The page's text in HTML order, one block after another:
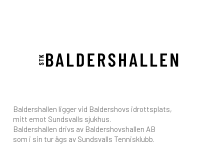
Baldershallen ligger vid Baldershovs idrottsplats,
mitt emot Sundsvalls sjukhus.
Baldershallen drivs av Baldershovshallen AB
som i sin tur ägs av Sundsvalls Tennisklubb.